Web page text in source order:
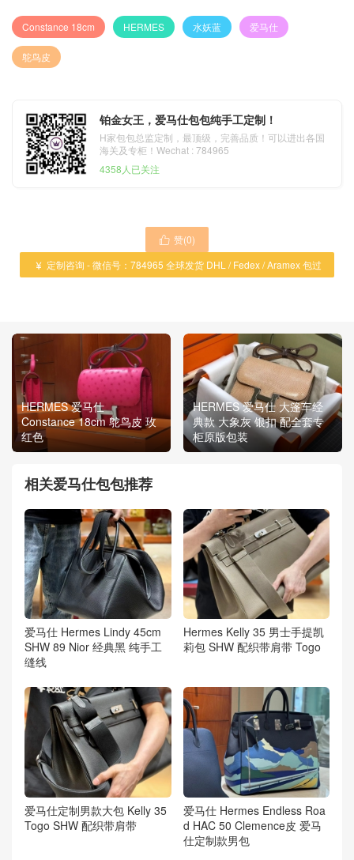
Constance 18cm HERMES 水妖蓝 爱马仕
鸵鸟皮
铂金女王，爱马仕包包纯手工定制！
H家包包总监定制，最顶级，完善品质！可以进出各国
海关及专柜！Wechat : 784965
4358人已关注
 赞(0)
 定制咨询 - 微信号：784965 全球发货 DHL / Fedex / Aramex 包过
HERMES 爱马仕
Constance 18cm 鸵鸟皮 玫
红色
HERMES 爱马仕 大篷车经
典款 大象灰 银扣 配全套专
柜原版包装
相关爱马仕包包推荐
爱马仕 Hermes Lindy 45cm
SHW 89 Nior 经典黑 纯手工
缝线
Hermes Kelly 35 男士手提凯
莉包 SHW 配织带肩带 Togo
爱马仕定制男款大包 Kelly 35
Togo SHW 配织带肩带
爱马仕 Hermes Endless Roa
d HAC 50 Clemence皮 爱马
仕定制款男包